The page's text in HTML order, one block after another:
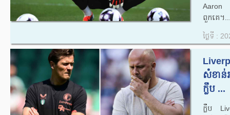
Aaron
ពួកគេ។
ថ្ងៃទី :
សំខាន់​
ក្លឹប ...
ក្លឹប